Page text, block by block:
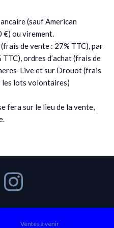
(sauf American
€) ou virement.
de vente : 27% TTC), par
ordres d’achat (frais de
Live et sur Drouot (frais
les lots volontaires)
fera sur le lieu de la vente,
Ventes à venir